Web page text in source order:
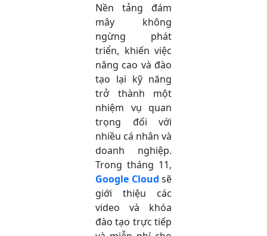
Nền tảng đám
mây không
ngừng phát
triển, khiến việc
nâng cao và đào
tạo lại kỹ năng
trở thành một
nhiệm vụ quan
trọng đối với
nhiều cá nhân và
doanh nghiệp.
Trong tháng 11,
Google Cloud sẽ
giới thiệu các
video và khóa
đào tạo trực tiếp